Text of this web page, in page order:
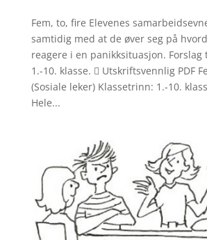
Fem, to, fire Elevenes
samtidig med at de øver seg på
reagere i en panikksituasjon.
1.-10. klasse.  Utskriftsvennlig PDF
(Sosiale leker) Klassetrinn: 1.-10.
Hele...